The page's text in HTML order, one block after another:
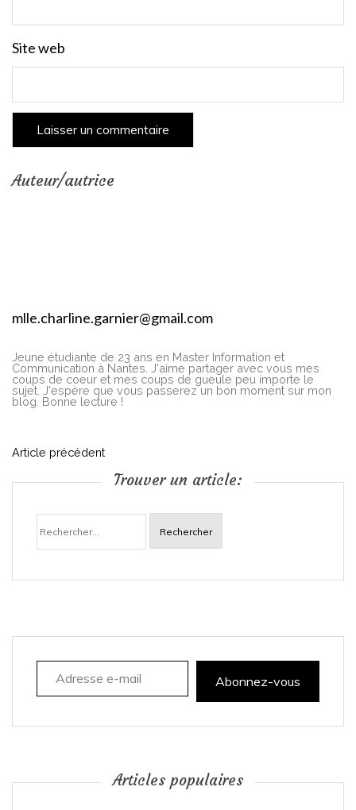
Site web
Auteur/autrice
mlle.charline.garnier@gmail.com
Jeune étudiante de 23 ans en Master Information et
Communication à Nantes. J'aime partager avec vous mes
coups de coeur et mes coups de gueule peu importe le
sujet. J'espère que vous passerez un bon moment sur mon
blog. Bonne lecture !
N
i
a
n
Article précédent
Trouver un article:
Rechercher :
Adresse e-mail
Abonnez-vous
Articles populaires